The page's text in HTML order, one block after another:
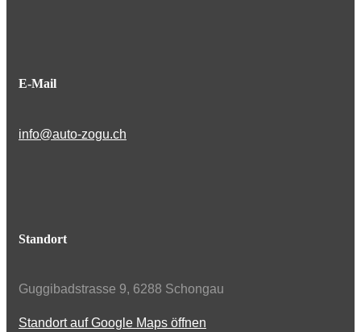
E-Mail
info@auto-zogu.ch
Standort
Guggibadstrasse 9, 6288 Schongau
Standort auf Google Maps öffnen